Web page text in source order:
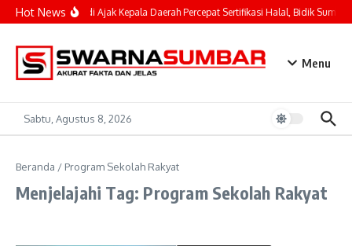
Lewati ke konten
Hot NewsMahyeldi Ajak Kepala Daerah Percepat Sertifikasi Halal, Bidik
Menu
Sabtu, Agustus 8, 2026
Beranda / Program Sekolah Rakyat
Menjelajahi Tag: Program Sekolah Rakyat